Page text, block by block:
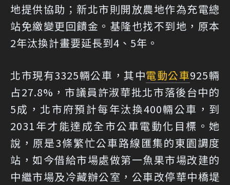
地提供協助；新北市則開放農地作為充電總
站免繳變更回饋金。基隆也找不到地，原本
2年汰換計畫要延長到4、5年。
北市現有3325輛公車，其中電動公車925輛
占27.8%，市議員許淑華批北市落後台中的
5成，北市府預計每年汰換400輛公車，到
2031年才能達成全市公車電動化目標。她
說，原是3條繁忙公車路線匯集的東園調度
站，如今借給市場處做第一魚果市場改建的
中繼市場及冷藏辦公室，公車改停華中橋堤